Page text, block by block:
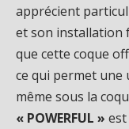
apprécient
et son installation
que cette coque
ce qui permet
même sous la
« POWERFUL »